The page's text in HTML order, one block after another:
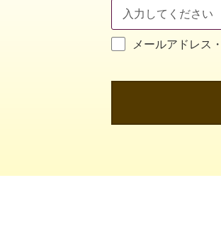
メールアドレス